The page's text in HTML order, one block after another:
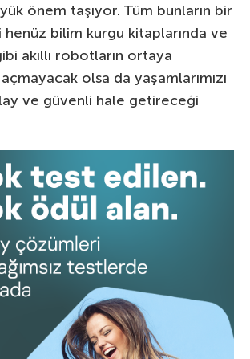
önem taşıyor. Tüm bunların bir
bilim kurgu kitaplarında ve
akıllı robotların ortaya
olsa da yaşamlarımızı
ve güvenli hale getireceği